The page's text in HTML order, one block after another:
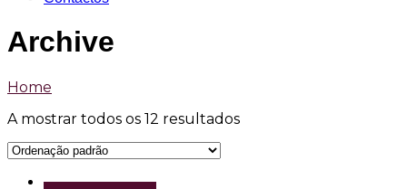
Archive
Home
A mostrar todos os 12 resultados